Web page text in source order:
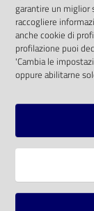
Chiedi al
bibliotecario
Avvisi
comunitaria
SOCIAL
Vai alla
garantire un miglior
raccogliere
anche cookie di
profilazione puoi
'Cambia le
oppure abilitarne